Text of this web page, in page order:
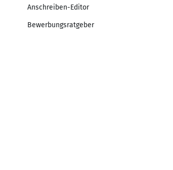
Anschreiben-Editor
Bewerbungsratgeber